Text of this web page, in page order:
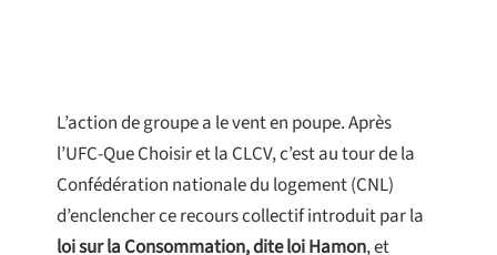
L’action de groupe a le vent en poupe. Après
l’UFC-Que Choisir et la CLCV, c’est au tour de la
Confédération nationale du logement (CNL)
d’enclencher ce recours collectif introduit par la
loi sur la Consommation, dite loi Hamon, et